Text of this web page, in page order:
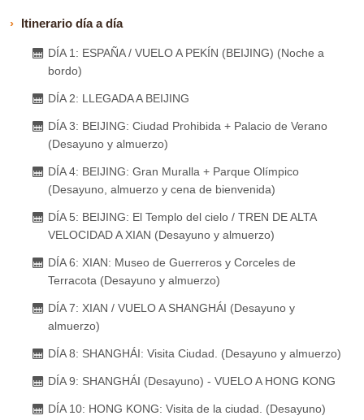
Itinerario día a día
DÍA 1: ESPAÑA / VUELO A PEKÍN (BEIJING) (Noche a
bordo)
DÍA 2: LLEGADA A BEIJING
DÍA 3: BEIJING: Ciudad Prohibida + Palacio de Verano
(Desayuno y almuerzo)
DÍA 4: BEIJING: Gran Muralla + Parque Olímpico
(Desayuno, almuerzo y cena de bienvenida)
DÍA 5: BEIJING: El Templo del cielo / TREN DE ALTA
VELOCIDAD A XIAN (Desayuno y almuerzo)
DÍA 6: XIAN: Museo de Guerreros y Corceles de
Terracota (Desayuno y almuerzo)
DÍA 7: XIAN / VUELO A SHANGHÁI (Desayuno y
almuerzo)
DÍA 8: SHANGHÁI: Visita Ciudad. (Desayuno y almuerzo)
DÍA 9: SHANGHÁI (Desayuno) - VUELO A HONG KONG
DÍA 10: HONG KONG: Visita de la ciudad. (Desayuno)